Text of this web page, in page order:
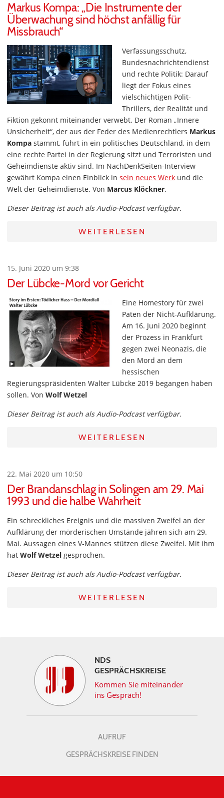
Markus Kompa: „Die Instrumente der
Überwachung sind höchst anfällig für
Missbrauch“
Verfassungsschutz,
Bundesnachrichtendienst
und rechte Politik: Darauf
liegt der Fokus eines
vielschichtigen Polit-
Thrillers, der Realität und
Fiktion gekonnt miteinander verwebt. Der Roman „Innere
Unsicherheit“, der aus der Feder des Medienrechtlers Markus
Kompa stammt, führt in ein politisches Deutschland, in dem
eine rechte Partei in der Regierung sitzt und Terroristen und
Geheimdienste aktiv sind. Im NachDenkSeiten-Interview
gewährt Kompa einen Einblick in sein neues Werk und die
Welt der Geheimdienste. Von Marcus Klöckner.
Dieser Beitrag ist auch als Audio-Podcast verfügbar.
WEITERLESEN
15. Juni 2020 um 9:38
Der Lübcke-Mord vor Gericht
Eine Homestory für zwei
Paten der Nicht-Aufklärung.
Am 16. Juni 2020 beginnt
der Prozess in Frankfurt
gegen zwei Neonazis, die
den Mord an dem
hessischen
Regierungspräsidenten Walter Lübcke 2019 begangen haben
sollen. Von Wolf Wetzel
Dieser Beitrag ist auch als Audio-Podcast verfügbar.
WEITERLESEN
22. Mai 2020 um 10:50
Der Brandanschlag in Solingen am 29. Mai
1993 und die halbe Wahrheit
Ein schreckliches Ereignis und die massiven Zweifel an der
Aufklärung der mörderischen Umstände jähren sich am 29.
Mai. Aussagen eines V-Mannes stützen diese Zweifel. Mit ihm
hat Wolf Wetzel gesprochen.
Dieser Beitrag ist auch als Audio-Podcast verfügbar.
WEITERLESEN
NDS
GESPRÄCHSKREISE
Kommen Sie miteinander
ins Gespräch!
AUFRUF
GESPRÄCHSKREISE FINDEN